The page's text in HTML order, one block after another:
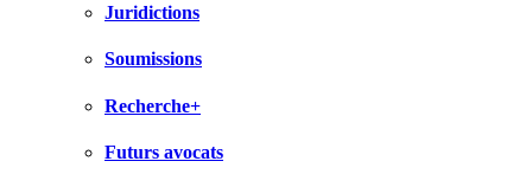
Juridictions
Soumissions
Recherche+
Futurs avocats